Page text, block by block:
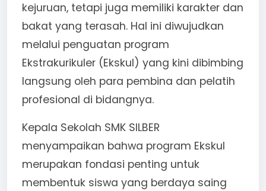
kejuruan, tetapi juga memiliki karakter dan
bakat yang terasah. Hal ini diwujudkan
melalui penguatan program
Ekstrakurikuler (Ekskul) yang kini dibimbing
langsung oleh para pembina dan pelatih
profesional di bidangnya.
Kepala Sekolah SMK SILBER
menyampaikan bahwa program Ekskul
merupakan fondasi penting untuk
membentuk siswa yang berdaya saing